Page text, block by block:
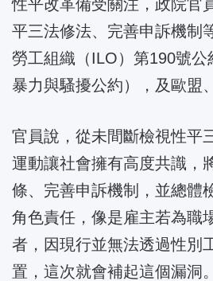
性平改革備受關注，政院官
平三法修法、完善申訴機制
勞工組織（ILO）第190號
暴力與騷擾公約），及歐盟
官員說，從未間斷檢視性平
運動讓社會擁有高度共識，
條、完善申訴機制，並總體
角色責任，像是雇主若為職
者，因現行並無法透過性別
置，這次就會補起這個漏洞。